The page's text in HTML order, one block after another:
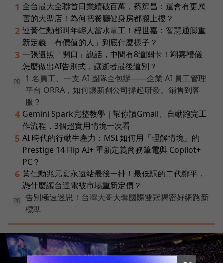
1 全台最大全聯首日業績破百萬，蔡篤昌：還會有更厲
害的大型店！為何把餐廳健身房都搬上樓？
2 連黃仁勳都叫年輕人當水電工！程世嘉：智慧通膨重
新定義「有價值的人」到底什麼樣子？
3 一張遺照「開口」說話，中間有8道關卡！翊嘉禮儀
怎麼做出AI告別式，讓逝者最後道別？
PR
1 名員工、一支 AI 團隊全包辦——企業 AI 員工管理
平台 ORRA，如何讓新創公司撐起研發、銷售到客
服？
4 Gemini Spark完整教學｜幫你讀Gmail、自動跑完工
作流程，3個超實用情境一次看
5 AI 時代的行動生產力：MSI 如何用「理解情境」的
Prestige 14 Flip AI+ 重新定義商務筆電與 Copilot+
PC？
6 黃仁勳兆元宴永遠站最後一排！最低調的二代鄭平，
憑什麼讓台達電被市場重新定價？
PR
告別極速迷思！台灣大哥大奪國際雙冠揭密好網路新
標準